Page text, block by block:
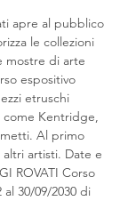
apre al pubblico
le collezioni
mostre di arte
espositivo
etruschi
come Kentridge,
Al primo
artisti. Date e
ROVATI Corso
al 30/09/2030 di